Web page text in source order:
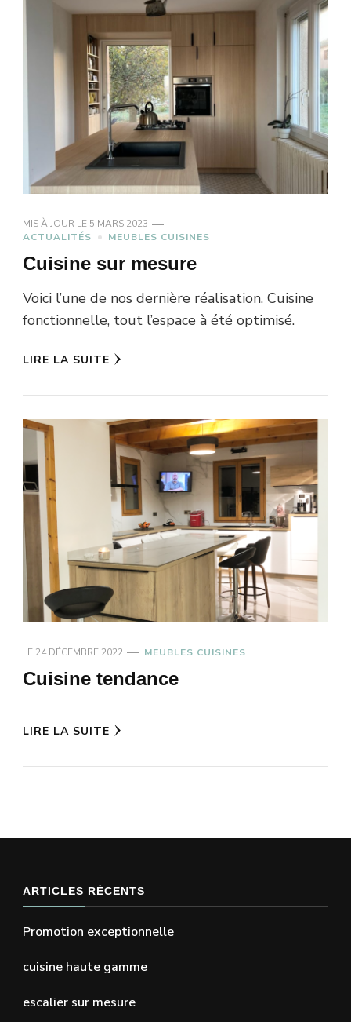
MIS À JOUR LE 5 MARS 2023
ACTUALITÉS
MEUBLES CUISINES
Cuisine sur mesure
Voici l’une de nos dernière réalisation. Cuisine
fonctionnelle, tout l’espace à été optimisé.
LIRE LA SUITE
LE 24 DÉCEMBRE 2022 MEUBLES CUISINES
Cuisine tendance
LIRE LA SUITE
ARTICLES RÉCENTS
Promotion exceptionnelle
cuisine haute gamme
escalier sur mesure